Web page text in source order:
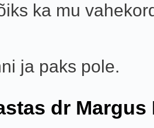
ka mu
ja paks pole.
dr Margus